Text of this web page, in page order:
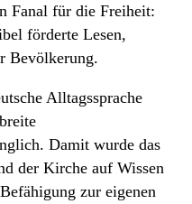
Fanal für die Freiheit:
förderte Lesen,
Bevölkerung.
Alltagssprache
Damit wurde das
der Kirche auf Wissen
zur eigenen